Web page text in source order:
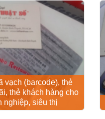
vạch (barcode), thẻ
thẻ khách hàng cho
nghiệp, siêu thị